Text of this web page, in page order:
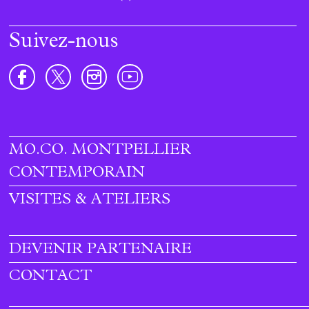
Suivez-nous
Footer
menu
MO.CO. MONTPELLIER
CONTEMPORAIN
VISITES & ATELIERS
DEVENIR PARTENAIRE
CONTACT